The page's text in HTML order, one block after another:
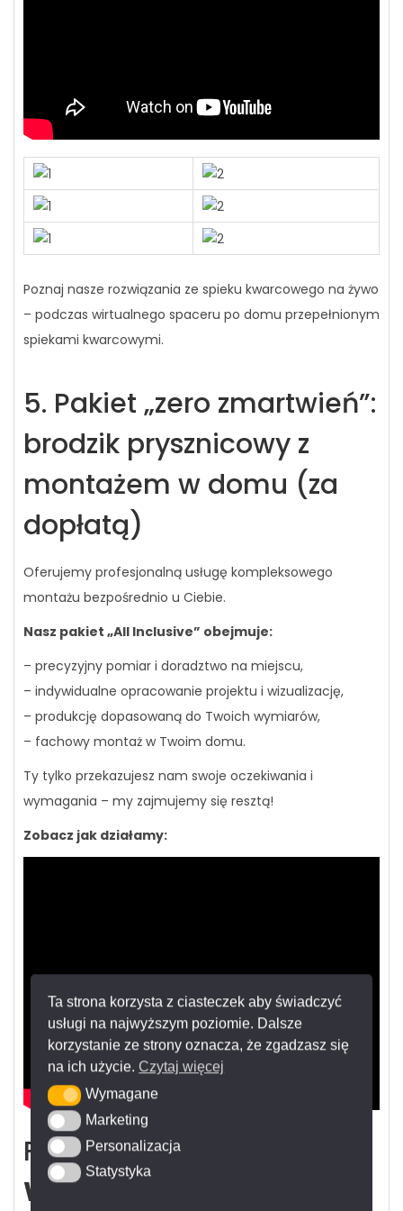
Ta strona korzysta z ciasteczek aby świadczyć
usługi na najwyższym poziomie. Dalsze
korzystanie ze strony oznacza, że zgadzasz się
na ich użycie. Czytaj więcej
WymaganeWymagane
MarketingMarketing
Personalizacja
Personalizacja
StatystykaStatystyka
Poznaj nasze rozwiązania ze spieku kwarcowego na żywo
– podczas wirtualnego spaceru po domu przepełnionym
spiekami kwarcowymi.
5. Pakiet „zero zmartwień”:
brodzik prysznicowy z
montażem w domu (za
dopłatą)
Oferujemy profesjonalną usługę kompleksowego
montażu bezpośrednio u Ciebie.
Nasz pakiet „All Inclusive” obejmuje:
– precyzyjny pomiar i doradztwo na miejscu,
– indywidualne opracowanie projektu i wizualizację,
– produkcję dopasowaną do Twoich wymiarów,
– fachowy montaż w Twoim domu.
Ty tylko przekazujesz nam swoje oczekiwania i
wymagania – my zajmujemy się resztą!
Zobacz jak działamy:
FRANKO –Ekspert
Wielkiego Formatu –